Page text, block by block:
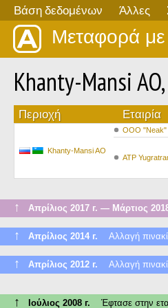
Βάση δεδομένων Άλλες
Μεταφορά με
Khanty-Mansi
Περιοχή Εταιρία
Khanty-Mansi AO
OOO "Neak"
ATP
↑ Απρίλιος 2017 г. — Μάρτιος
↑ Απρίλιος 2014 г. Αλλαγή
↑ Απρίλιος 2012 г. Αλλαγή
↑ Ιούλιος 2008 г. Έφτασε στην